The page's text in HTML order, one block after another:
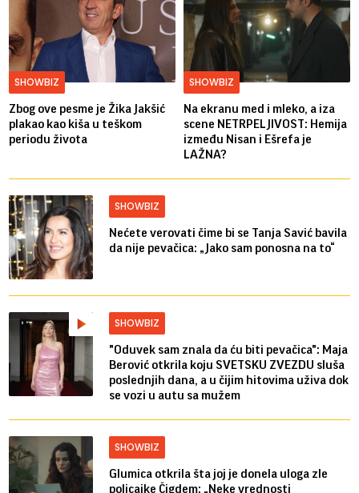
SHOWBIZ
Zbog ove pesme je Žika Jakšić
plakao kao kiša u teškom
periodu života
SHOWBIZ
Na ekranu med i mleko, a iza
scene NETRPELJIVOST: Hemija
između Nisan i Ešrefa je
LAŽNA?
SHOWBIZ
Nećete verovati čime bi se Tanja Savić bavila
da nije pevačica: „Jako sam ponosna na to“
SHOWBIZ
"Oduvek sam znala da ću biti pevačica": Maja
Berović otkrila koju SVETSKU ZVEZDU sluša
poslednjih dana, a u čijim hitovima uživa dok
se vozi u autu sa mužem
SHOWBIZ
Glumica otkrila šta joj je donela uloga zle
policajke Čigdem: „Neke vrednosti